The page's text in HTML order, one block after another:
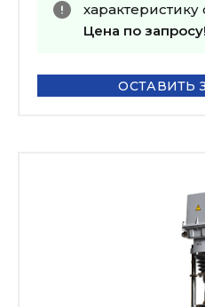
Цена по запросу!
ОСТАВИТЬ